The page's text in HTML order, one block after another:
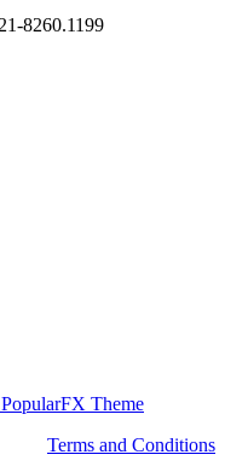
8260.1199
PopularFX Theme
Terms and Conditions